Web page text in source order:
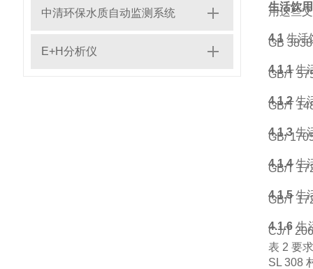
中清环保水质自动监测系统
E+H分析仪
用这些
GB
GB/T
GB/T
GB/
GB/T
GB/T
CJ/T
SL 308
生活饮
4.1 生活
4.1.1 生
4.1.2 生
4.1.3 生
4.1.4 生
4.1.5 生
4.1.6 生
表 2 要